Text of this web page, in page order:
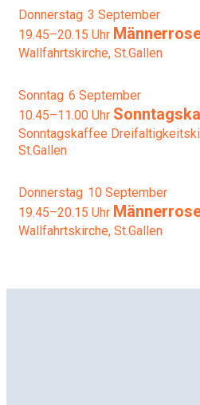
Donnerstag 3 September
19.45–20.15 Uhr
Wallfahrtskirche, St.Gallen
Sonntag 6 September
10.45–11.00 Uhr
Sonntagskaffee
St.Gallen
Donnerstag 10 September
19.45–20.15 Uhr
Wallfahrtskirche, St.Gallen